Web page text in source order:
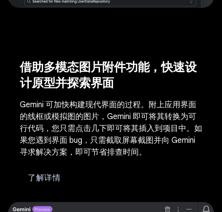
借助多模态图片附件功能，快速设
计原型并探索界面
Gemini 可加快构建现代界面的过程。附上应用界面
的线框或模拟图的图片，Gemini 即可将其转换为可
行代码，您只需点击几下即可将其插入到项目中。如
果您遇到界面 bug，只需截取屏幕截图并向 Gemini
寻求解决方案，即可节省排查时间。
了解详情